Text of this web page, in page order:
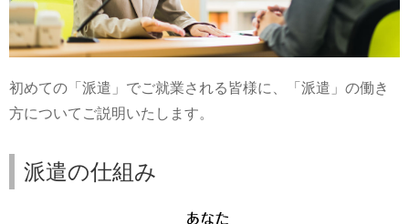
初めての「派遣」でご就業される皆様に、「派遣」の働き
方についてご説明いたします。
派遣の仕組み